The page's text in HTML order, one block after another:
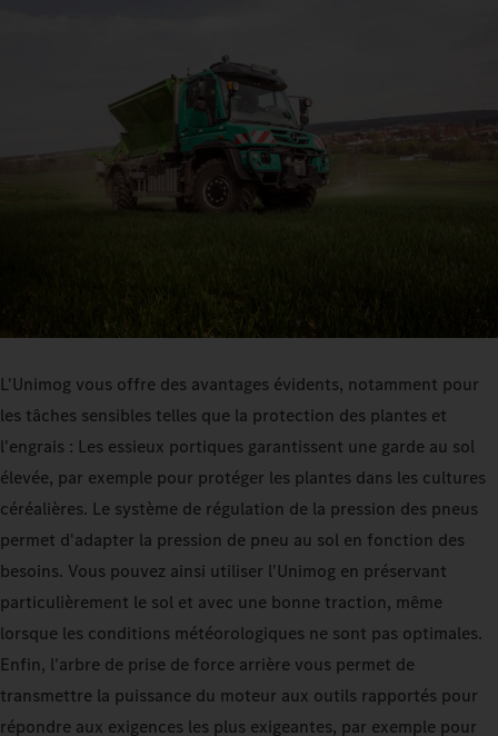
L'Unimog vous offre des avantages évidents, notamment pour
les tâches sensibles telles que la protection des plantes et
l'engrais : Les essieux portiques garantissent une garde au sol
élevée, par exemple pour protéger les plantes dans les cultures
céréalières. Le système de régulation de la pression des pneus
permet d'adapter la pression de pneu au sol en fonction des
besoins. Vous pouvez ainsi utiliser l'Unimog en préservant
particulièrement le sol et avec une bonne traction, même
lorsque les conditions météorologiques ne sont pas optimales.
Enfin, l'arbre de prise de force arrière vous permet de
transmettre la puissance du moteur aux outils rapportés pour
répondre aux exigences les plus exigeantes, par exemple pour